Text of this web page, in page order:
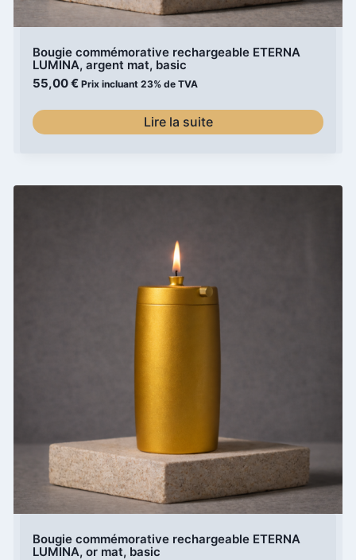
Bougie commémorative rechargeable ETERNA
LUMINA, argent mat, basic
55,00€ Prix incluant 23% de TVA
Lire la suite
Bougie commémorative rechargeable ETERNA
LUMINA, or mat, basic